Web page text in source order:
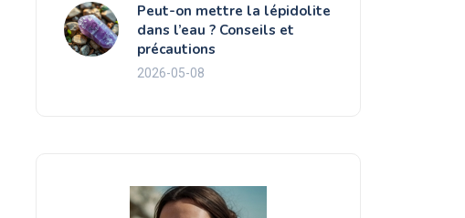
Peut-on mettre la lépidolite
dans l’eau ? Conseils et
précautions
2026-05-08